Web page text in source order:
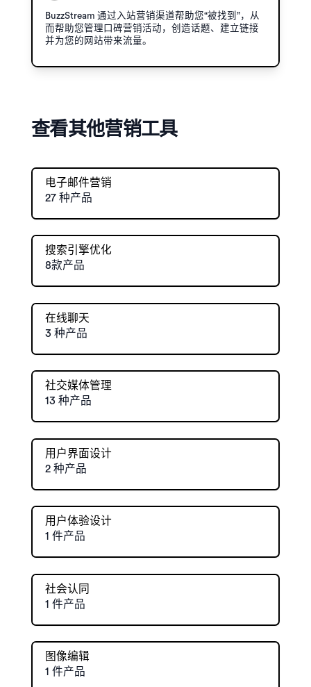
BuzzStream 通过入站营销渠道帮助您“被找到”，从
而帮助您管理口碑营销活动，创造话题、建立链接
并为您的网站带来流量。
查看其他营销工具
电子邮件营销
27 种产品
搜索引擎优化
8款产品
在线聊天
3 种产品
社交媒体管理
13 种产品
用户界面设计
2 种产品
用户体验设计
1 件产品
社会认同
1 件产品
图像编辑
1 件产品